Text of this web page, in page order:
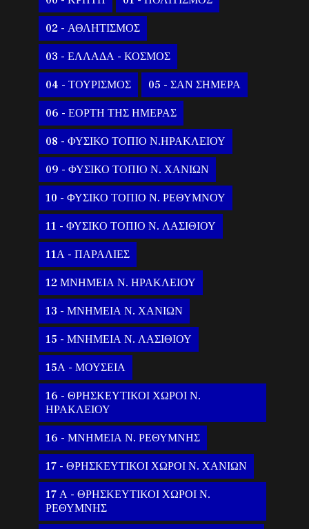
02 - ΑΘΛΗΤΙΣΜΟΣ
03 - ΕΛΛΑΔΑ - ΚΟΣΜΟΣ
04 - ΤΟΥΡΙΣΜΟΣ 05 - ΣΑΝ ΣΗΜΕΡΑ
06 - ΕΟΡΤΗ ΤΗΣ ΗΜΕΡΑΣ
08 - ΦΥΣΙΚΟ ΤΟΠΙΟ Ν.ΗΡΑΚΛΕΙΟΥ
09 - ΦΥΣΙΚΟ ΤΟΠΙΟ Ν. ΧΑΝΙΩΝ
10 - ΦΥΣΙΚΟ ΤΟΠΙΟ Ν. ΡΕΘΥΜΝΟΥ
11 - ΦΥΣΙΚΟ ΤΟΠΙΟ Ν. ΛΑΣΙΘΙΟΥ
11Α - ΠΑΡΑΛΙΕΣ
12 ΜΝΗΜΕΙΑ Ν. ΗΡΑΚΛΕΙΟΥ
13 - ΜΝΗΜΕΙΑ Ν. ΧΑΝΙΩΝ
15 - ΜΝΗΜΕΙΑ Ν. ΛΑΣΙΘΙΟΥ
15Α - ΜΟΥΣΕΙΑ
16 - ΘΡΗΣΚΕΥΤΙΚΟΙ ΧΩΡΟΙ Ν.
ΗΡΑΚΛΕΙΟΥ
16 - ΜΝΗΜΕΙΑ Ν. ΡΕΘΥΜΝΗΣ
17 - ΘΡΗΣΚΕΥΤΙΚΟΙ ΧΩΡΟΙ Ν. ΧΑΝΙΩΝ
17 Α - ΘΡΗΣΚΕΥΤΙΚΟΙ ΧΩΡΟΙ Ν.
ΡΕΘΥΜΝΗΣ